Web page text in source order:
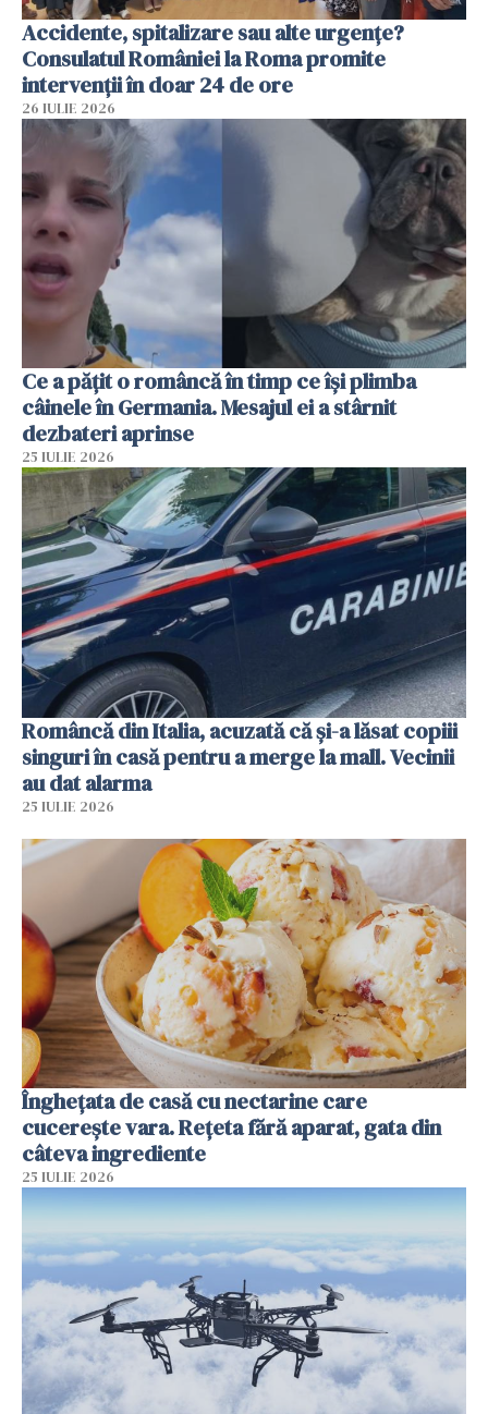
Accidente, spitalizare sau alte urgențe?
Consulatul României la Roma promite
intervenții în doar 24 de ore
26 IULIE 2026
Ce a pățit o româncă în timp ce își plimba
câinele în Germania. Mesajul ei a stârnit
dezbateri aprinse
25 IULIE 2026
Româncă din Italia, acuzată că și-a lăsat copiii
singuri în casă pentru a merge la mall. Vecinii
au dat alarma
25 IULIE 2026
Înghețata de casă cu nectarine care
cucerește vara. Rețeta fără aparat, gata din
câteva ingrediente
25 IULIE 2026